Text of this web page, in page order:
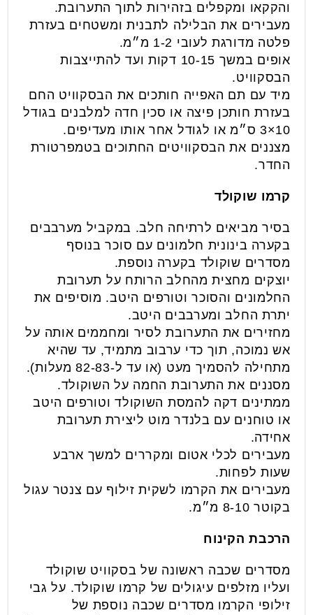
והקקאו ומקפלים בזהירות לתוך התערובת.
מעבירים את הבלילה לתבנית ומשטחים בעזרת
פלטה מדורגת לעובי 1-2 מ״מ.
אופים במשך 10-15 דקות ועד להתייצבות
הבסקוויט.
מיד עם תם האפייה חותכים את הבסקוויט החם
בעזרת חותכן פיצה או סכין חדה למלבנים בגודל
10×3 ס״מ או לגודל אחר אותו מעדיפים.
מצננים את הבסקוויטים החתוכים בטמפרטורת
החדר.
קרמו שוקולד
בסיר מביאים לרתיחה חלב. במקביל מערבבים
בקערה בינונית חלמונים עם סוכר בנוסף
מסדרים שוקולד בקערה נוספת.
יוצקים מחצית מהחלב הרותח על תערובת
החלמונים והסוכר וטורפים היטב. מוסיפים את
יתרת החלב ומערבבים היטב.
מחזירים את התערובת לסיר ומחממים אותה על
אש נמוכה, תוך כדי ערבוב מתמיד, עד שהיא
מתחילה להסמיך מעט (או עד ל-82-83 מעלות).
מסננים את התערובת החמה על השוקולד.
ממתינים דקה להמסת השוקולד וטורפים היטב
או טוחנים עם בלנדר מוט ליצירת תערובת
אחידה.
מעבירים לכלי אטום ומקררים למשך ארבע
שעות לפחות.
מעבירים את הקרמו לשקית זילוף עם צנטר עגול
בקוטר 8-10 מ״מ.
הרכבת הקינוח
מסדרים שכבה ראשונה של בסקוויט שוקולד
ועליו מזלפים עיגולים של קרמו שוקולד. על גבי
זילופי הקרמו מסדרים שכבה נוספת של